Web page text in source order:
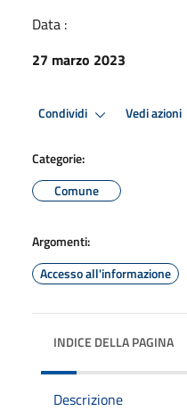
Data :
27 marzo 2023
Condividi Vedi azioni
Categorie:
Comune
Argomenti:
Accesso all'informazione
INDICE DELLA PAGINA
Descrizione